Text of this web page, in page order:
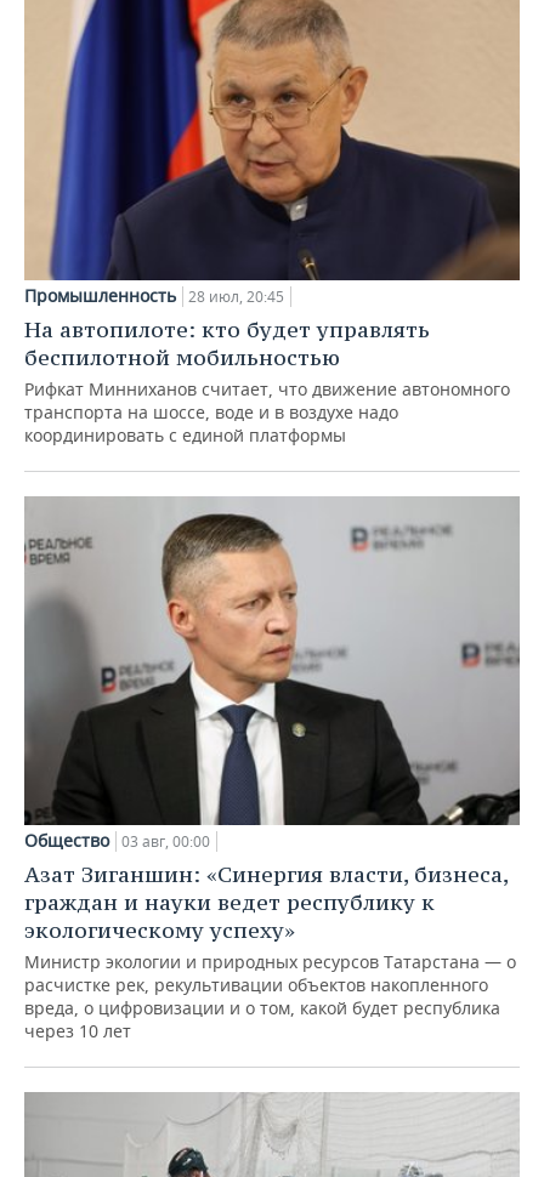
Промышленность 28 июл, 20:45
На автопилоте: кто будет управлять
беспилотной мобильностью
Рифкат Минниханов считает, что движение автономного
транспорта на шоссе, воде и в воздухе надо
координировать с единой платформы
Общество 03 авг, 00:00
Азат Зиганшин: «Синергия власти, бизнеса,
граждан и науки ведет республику к
экологическому успеху»
Министр экологии и природных ресурсов Татарстана — о
расчистке рек, рекультивации объектов накопленного
вреда, о цифровизации и о том, какой будет республика
через 10 лет